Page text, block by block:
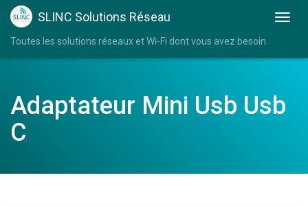
SLINC Solutions Réseau
Toutes les solutions réseaux et Wi-Fi dont vous avez besoin
Adaptateur Mini Usb Usb
C